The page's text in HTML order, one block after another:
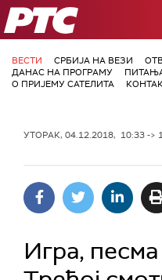
РТС
ВЕСТИ СРБИЈА НА ВЕЗИ
ДАНАС НА ПРОГРАМУ
О ПРИЈЕМУ САТЕЛИТА
УТОРАК, 04.12.2018, 10:33 ->
Игра,